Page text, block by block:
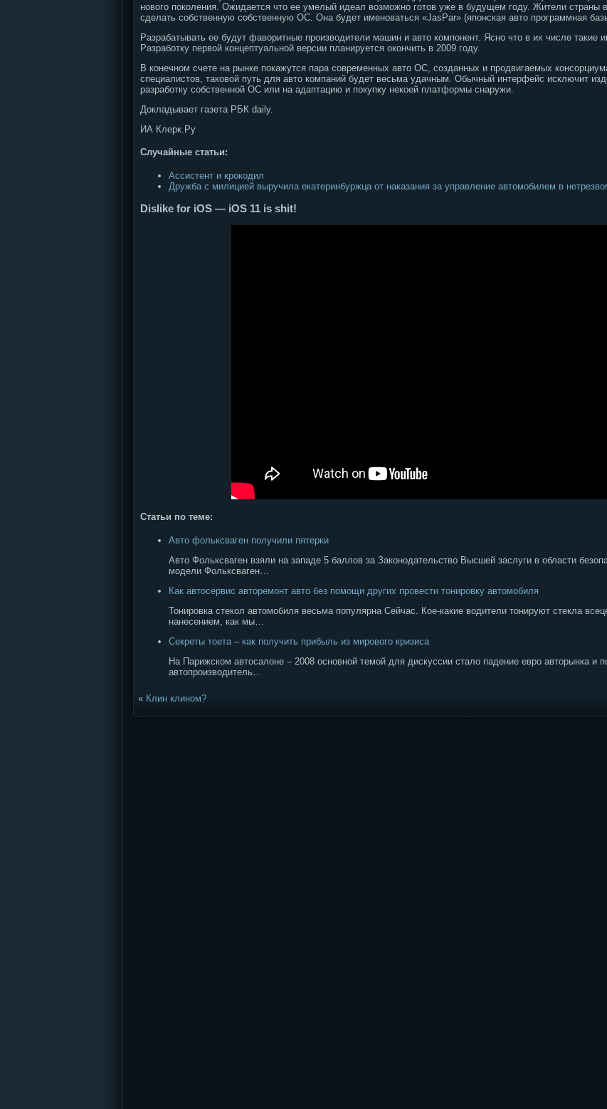
нового поколения. Ожидается что ее умелый идеал возможно готов уже в будущем году. Жители страны
сделать собственную собственную ОС. Она будет именоваться «JasPar» (японская авто программная
Разрабатывать ее будут фаворитные производители машин и авто компонент. Ясно что в их числе такие
Разработку первой концептуальной версии планируется окончить в 2009 году.
В конечном счете на рынке покажутся пара современных авто ОС, созданных и продвигаемых
специалистов, таковой путь для авто компаний будет весьма удачным. Обычный интерфейс исключит
разработку собственной ОС или на адаптацию и покупку некоей платформы снаружи.
Докладывает газета РБК daily.
ИА Клерк.Ру
Случайные статьи:
Ассистент и крокодил
Дружба с милицией выручила екатеринбуржца от наказания за управление автомобилем в
Dislike for iOS — iOS 11 is shit!
Статьи по теме:
Авто фольксваген получили пятерки
Авто Фольксваген взяли на западе 5 баллов за Законодательство Высшей заслуги в области
модели Фольксваген…
Как автосервис авторемонт авто без помощи других провести тонировку автомобиля
Тонировка стекол автомобиля весьма популярна Сейчас. Кое-какие водители тонируют стекла
нанесением, как мы…
Секреты тоета – как получить прибыль из мирового кризиса
На Парижском автосалоне – 2008 основной темой для дискуссии стало падение евро авторынка и
автопроизводитель…
« Клин клином?